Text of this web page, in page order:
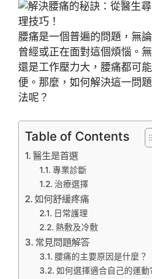
腰痛是一個普遍的問題，無
曾經或正在面對這個煩惱。
還是工作壓力大，腰痛都可
便。那麼，如何解決這一問
法呢？
Table of Contents
醫生是首選
專業診斷
治療選擇
如何舒緩疼痛
日常護理
熱敷及冷敷
常見問題解答
腰痛的主要原因是什麼？
如何選擇適合自己的運動